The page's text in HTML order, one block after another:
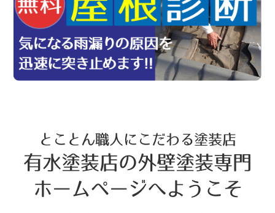
とことん職人にこだわる塗装店
有水塗装店の外壁塗装専門
ホームページへようこそ